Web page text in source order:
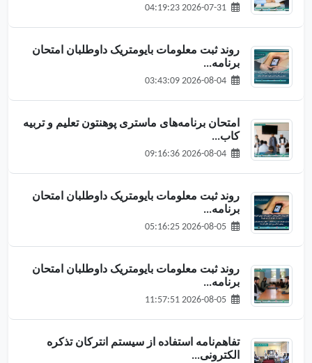
روند ثبت معلومات بایومتریک داوطلبان امتحان
برنامه‌...
امتحان برنامه‌های ماستری پوهنتون تعلیم و تربیه
کاب...
روند ثبت معلومات بایومتریک داوطلبان امتحان
برنامه‌...
روند ثبت معلومات بایومتریک داوطلبان امتحان
برنامه‌...
تفاهم‌نامه استفاده از سیستم انترکان تذکره
الکترونی...